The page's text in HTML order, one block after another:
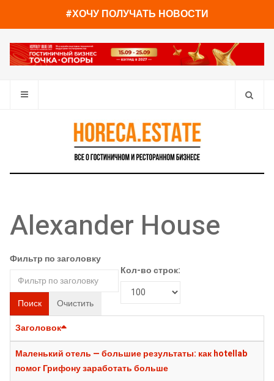
#ХОЧУ ПОЛУЧАТЬ НОВОСТИ
Alexander House
Фильтр по заголовку
Поиск Очистить
Кол-во строк:
Заголовок
Маленький отель — большие результаты: как hotellab
помог Грифону заработать больше